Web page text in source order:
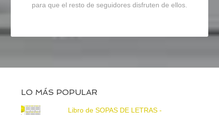
para que el resto de seguidores disfruten de ellos.
LO MÁS POPULAR
Libro de SOPAS DE LETRAS -